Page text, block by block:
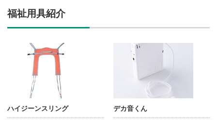
施設・料金
アクセス
福祉用具紹介
ハイジーンスリング
デカ音くん